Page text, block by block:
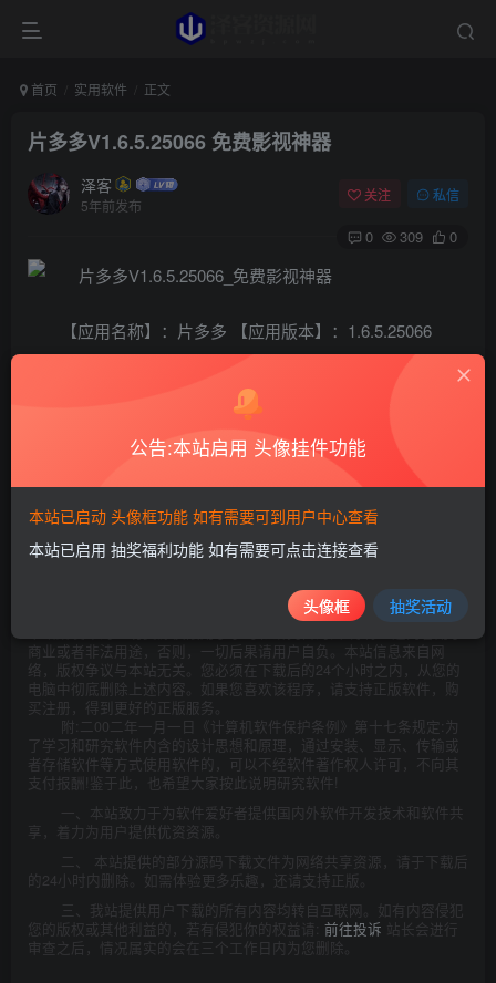
首页 实用软件 正文
片多多V1.6.5.25066 免费影视神器
泽客
5年前发布
关注 私信
0 309 0
【应用名称】：片多多 【应用版本】：1.6.5.25066
【应用大小】：30.27MB 【软件介绍】：片多多是腾讯旗下
良心作品,为用户提供几万部经典影视、综艺，包括《都挺
好》、《乡村爱情》、《楚乔传》、《西游·降魔篇》、《夏
洛特烦恼》等，全部内容均可免费观看
此处内容已隐藏，请评论后刷新页面查看.
商业或者非法用途，否则，一切后果请用户自负。本站信息来自网
络，版权争议与本站无关。您必须在下载后的24个小时之内，从您的
电脑中彻底删除上述内容。如果您喜欢该程序，请支持正版软件，购
买注册，得到更好的正版服务。
附:二00二年一月一日《计算机软件保护条例》第十七条规定:为
了学习和研究软件内含的设计思想和原理，通过安装、显示、传输或
者存储软件等方式使用软件的，可以不经软件著作权人许可，不向其
支付报酬!鉴于此，也希望大家按此说明研究软件!
一、本站致力于为软件爱好者提供国内外软件开发技术和软件共
享，着力为用户提供优资资源。
二、 本站提供的部分源码下载文件为网络共享资源，请于下载后
的24小时内删除。如需体验更多乐趣，还请支持正版。
三、我站提供用户下载的所有内容均转自互联网。如有内容侵犯
您的版权或其他利益的，若有侵犯你的权益请: 前往投诉 站长会进行
审查之后，情况属实的会在三个工作日内为您删除。
公告:本站启用 头像挂件功能
本站已启动 头像框功能 如有需要可到用户中心查看
本站已启用 抽奖福利功能 如有需要可点击连接查看
头像框 抽奖活动